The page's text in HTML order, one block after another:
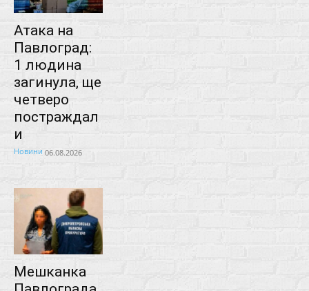
Атака на
Павлоград:
1 людина
загинула, ще
четверо
постраждал
и
Новини 06.08.2026
Мешканка